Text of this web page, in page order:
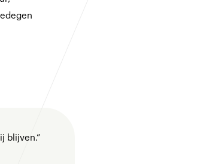
blijven.”